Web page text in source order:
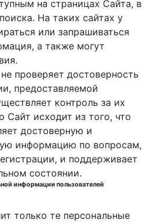
на страницах Сайта, в
На таких сайтах у
или запрашиваться
а также могут
проверяет достоверность
предоставляемой
контроль за их
Сайт исходит из того, что
достоверную и
информацию по вопросам,
и поддерживает
состоянии.
информации пользователей
только те персональные